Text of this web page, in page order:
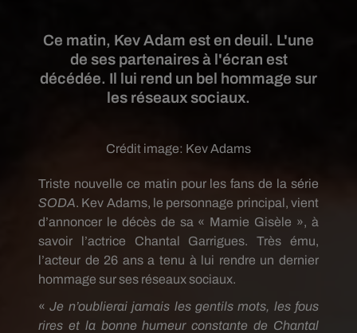
Ce matin, Kev Adam est en deuil. L'une
de ses partenaires à l'écran est
décédée. Il lui rend un bel hommage sur
les réseaux sociaux.
Crédit image: Kev Adams
Triste nouvelle ce matin pour les fans de la série
SODA. Kev Adams, le personnage principal, vient
d’annoncer le décès de sa « Mamie Gisèle », à
savoir l’actrice Chantal Garrigues.
Très ému,
l’acteur de 26 ans a tenu à lui rendre un dernier
hommage sur ses réseaux sociaux.
«Je n’oublierai jamais les gentils mots, les fous
rires et la bonne humeur constante de Chantal